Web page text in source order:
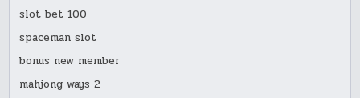
slot bet 100
spaceman slot
bonus new member
mahjong ways 2